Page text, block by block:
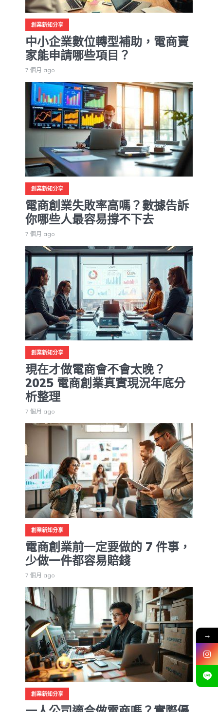
創業新知分享
中小企業數位轉型補助，電商賣
家能申請哪些項目？
7 個月 ago
創業新知分享
電商創業失敗率高嗎？數據告訴
你哪些人最容易撐不下去
7 個月 ago
創業新知分享
現在才做電商會不會太晚？
2025 電商創業真實現況年底分
析整理
7 個月 ago
創業新知分享
電商創業前一定要做的 7 件事，
少做一件都容易賠錢
7 個月 ago
創業新知分享
→